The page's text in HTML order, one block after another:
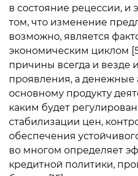
в состояние рецессии, и
том, что изменение
возможно, является
экономическим циклом
причины всегда и
проявления, а денежные
основному продукту
каким будет
стабилизации цен,
обеспечения
во многом определяет
кредитной политики,